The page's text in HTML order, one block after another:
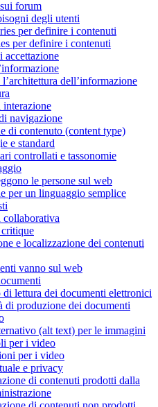
forum
degli utenti
per definire i contenuti
per definire i contenuti
accettazione
dell’informazione
navigazione
di contenuto (content type)
e standard
controllati e tassonomie
le persone sul web
per un linguaggio semplice
collaborativa
e localizzazione dei contenuti
vanno sul web
di lettura dei documenti elettronici
di produzione dei documenti
(alt text) per le immagini
per i video
per i video
e privacy
di contenuti prodotti dalla